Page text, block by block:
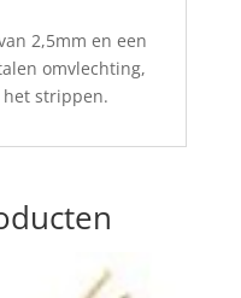
2,5mm en een
omvlechting,
strippen.